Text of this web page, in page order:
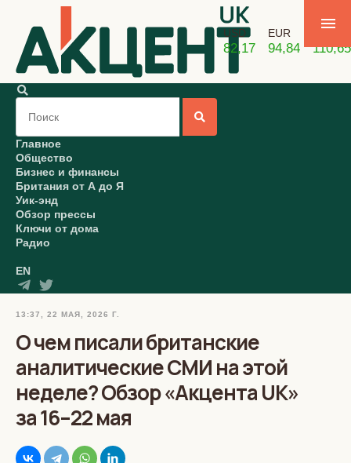
USD
82,17
EUR
94,84 110,65
Главное
Общество
Бизнес и финансы
Британия от А до Я
Уик-энд
Обзор прессы
Ключи от дома
Радио
EN
13:37, 22 МАЯ, 2026 Г.
О чем писали британские
аналитические СМИ на этой
неделе? Обзор «Акцента UK»
за 16–22 мая